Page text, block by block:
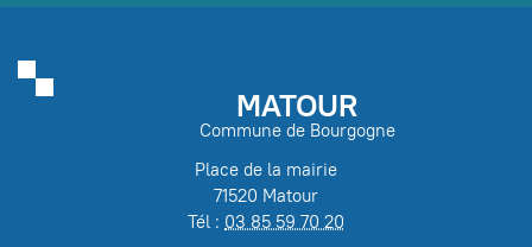
MATOUR
Commune de Bourgogne
Place de la mairie
71520 Matour
Tél : 03 85 59 70 20